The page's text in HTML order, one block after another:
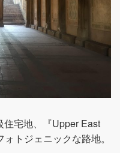
宅地、『Upper East
トジェニックな路地。